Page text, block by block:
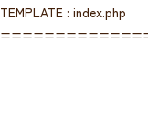
TEMPLATE : index.php